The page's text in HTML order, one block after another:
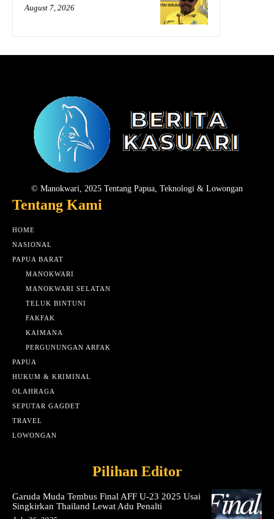
August 7, 2026
© Manokwari, 2025 Tentang Papua, Teknologi & Lowongan
Tentang Kami
HOME
NASIONAL
PAPUA BARAT
MANOKWARI
MANOKWARI SELATAN
TELUK BINTUNI
FAKFAK
KAIMANA
PERGUNUNGAN ARFAK
PAPUA
HUKUM & KRIMINAL
OLAHRAGA
SEPUTAR GAGDET
TRAVEL
LOWONGAN
Pilihan Editor
Garuda Muda Tembus Final AFF U-23 2025 Usai
Singkirkan Thailand Lewat Adu Penalti